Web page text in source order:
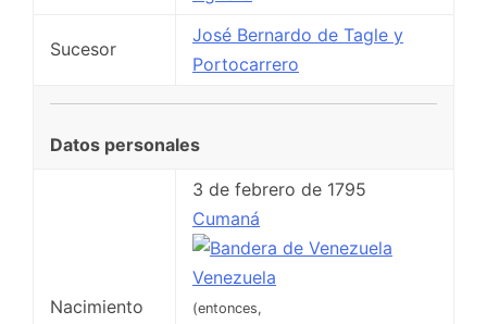
Sucesor
José Bernardo de Tagle y
Portocarrero
Datos personales
Nacimiento
3 de febrero de 1795
Cumaná
Venezuela
(entonces,